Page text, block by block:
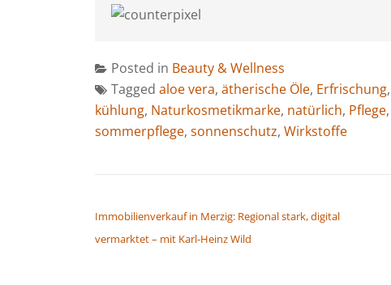
Posted in Beauty & Wellness
Tagged aloe vera, ätherische Öle, Erfrischung,
kühlung, Naturkosmetikmarke, natürlich, Pflege,
sommerpflege, sonnenschutz, Wirkstoffe
Immobilienverkauf in Merzig: Regional stark, digital
vermarktet – mit Karl-Heinz Wild